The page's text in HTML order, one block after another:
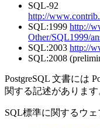
SQL-92
http://
SQL:1999 http://
Other/SQL1999/
SQL:2003 http://
SQL:2008
PostgreSQL 文書には
関する記述があります
SQL標準に関するウ